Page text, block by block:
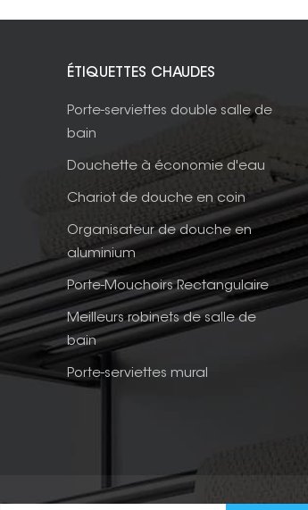
ÉTIQUETTES CHAUDES
Porte-serviettes double salle de
bain
Douchette à économie d'eau
Chariot de douche en coin
Organisateur de douche en
aluminium
Porte-Mouchoirs Rectangulaire
Meilleurs robinets de salle de
bain
Porte-serviettes mural